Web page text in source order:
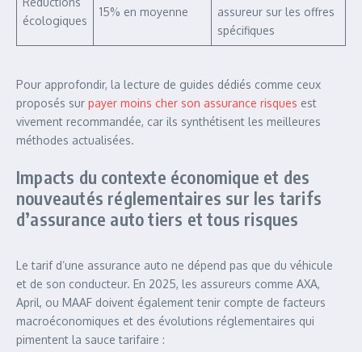
écologiques
15% en moyenne
assureur sur les offres
spécifiques
Pour approfondir, la lecture de guides dédiés comme ceux
proposés sur payer moins cher son assurance risques est
vivement recommandée, car ils synthétisent les meilleures
méthodes actualisées.
Impacts du contexte économique et des
nouveautés réglementaires sur les tarifs
d’assurance auto tiers et tous risques
Le tarif d’une assurance auto ne dépend pas que du véhicule
et de son conducteur. En 2025, les assureurs comme AXA,
April, ou MAAF doivent également tenir compte de facteurs
macroéconomiques et des évolutions réglementaires qui
pimentent la sauce tarifaire :